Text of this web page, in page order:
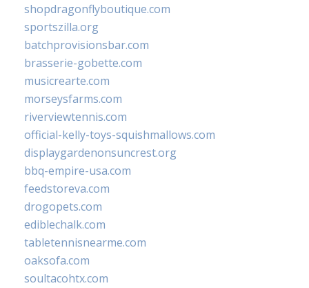
shopdragonflyboutique.com
sportszilla.org
batchprovisionsbar.com
brasserie-gobette.com
musicrearte.com
morseysfarms.com
riverviewtennis.com
official-kelly-toys-squishmallows.com
displaygardenonsuncrest.org
bbq-empire-usa.com
feedstoreva.com
drogopets.com
ediblechalk.com
tabletennisnearme.com
oaksofa.com
soultacohtx.com